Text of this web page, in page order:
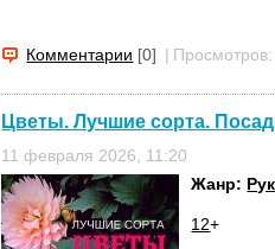
Комментарии [0] |
Цветы. Лучшие сорта.
11 февраля 2026, 11:20
Жанр:
12+